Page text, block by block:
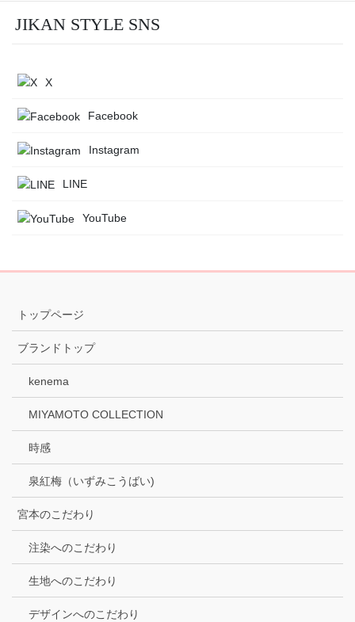
JIKAN STYLE SNS
X
Facebook
Instagram
LINE
YouTube
トップページ
ブランドトップ
kenema
MIYAMOTO COLLECTION
時感
泉紅梅（いずみこうばい)
宮本のこだわり
注染へのこだわり
生地へのこだわり
デザインへのこだわり